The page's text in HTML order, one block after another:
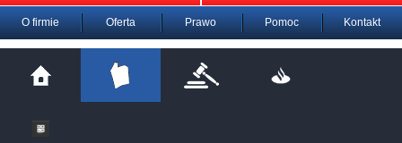
O firmie Oferta Prawo Pomoc Kontakt